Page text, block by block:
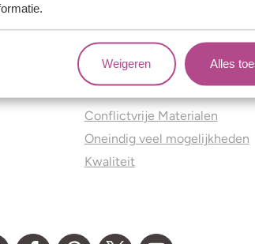
Weigeren Alles
Jouw voordelen
Conflictvrije Materialen
Oneindig veel mogelijkheden
Kwaliteit